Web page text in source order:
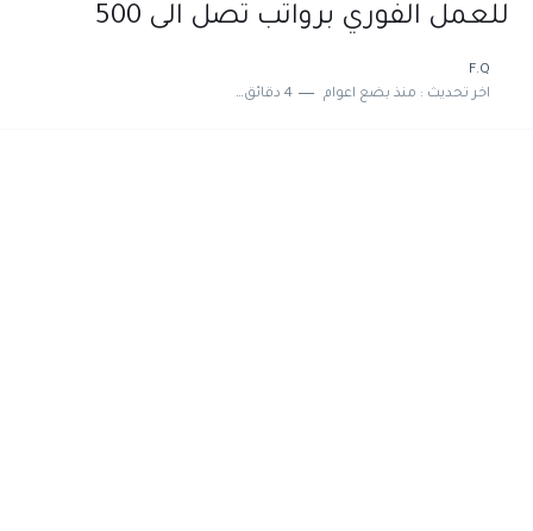
للعمل الفوري برواتب تصل الى 500
F.Q
اخر تحديث : منذ بضع اعوام 4 دقائق للقراءة